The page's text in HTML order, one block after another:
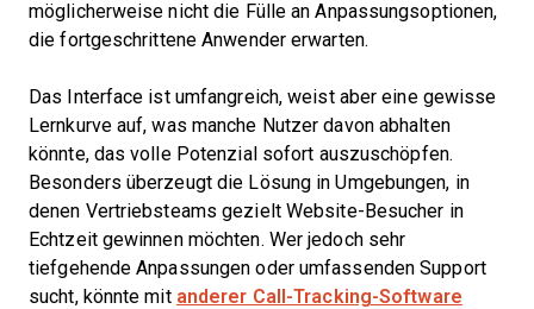
möglicherweise nicht die Fülle an Anpassungsoptionen,
die fortgeschrittene Anwender erwarten.
Das Interface ist umfangreich, weist aber eine gewisse
Lernkurve auf, was manche Nutzer davon abhalten
könnte, das volle Potenzial sofort auszuschöpfen.
Besonders überzeugt die Lösung in Umgebungen, in
denen Vertriebsteams gezielt Website-Besucher in
Echtzeit gewinnen möchten. Wer jedoch sehr
tiefgehende Anpassungen oder umfassenden Support
sucht, könnte mit anderer Call-Tracking-Software